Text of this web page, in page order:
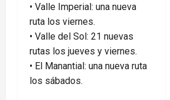
•⁠ ⁠Valle Imperial: una nueva
ruta los viernes.
•⁠ ⁠Valle del Sol: 21 nuevas
rutas los jueves y viernes.
•⁠ ⁠El Manantial: una nueva ruta
los sábados.